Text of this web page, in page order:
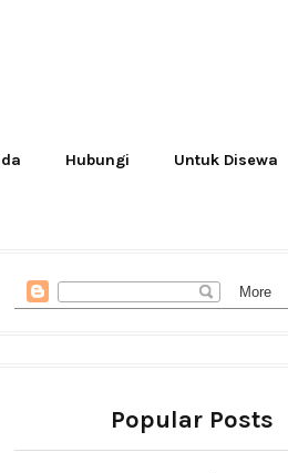
Hubungi Untuk Disewa
Popular Posts